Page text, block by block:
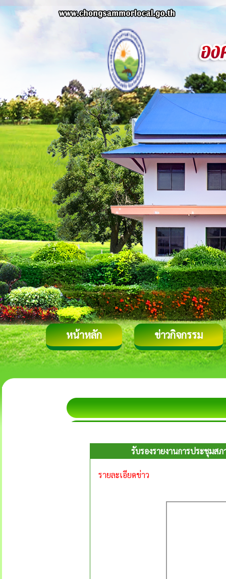
หน้าหลัก ข่าวกิจกรรม
รับรองรายงานการประชุมส
รายละเอียดข่าว